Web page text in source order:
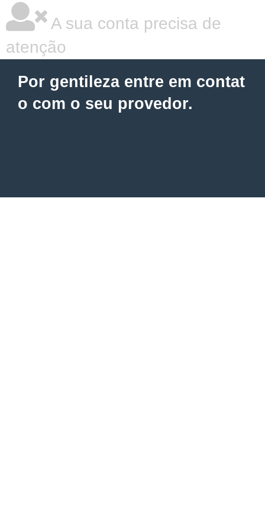
A sua conta precisa de
atenção
Por gentileza entre em contat
o com o seu provedor.